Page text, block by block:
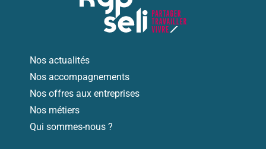
Nos actualités
Nos accompagnements
Nos offres aux entreprises
Nos métiers
Qui sommes-nous ?